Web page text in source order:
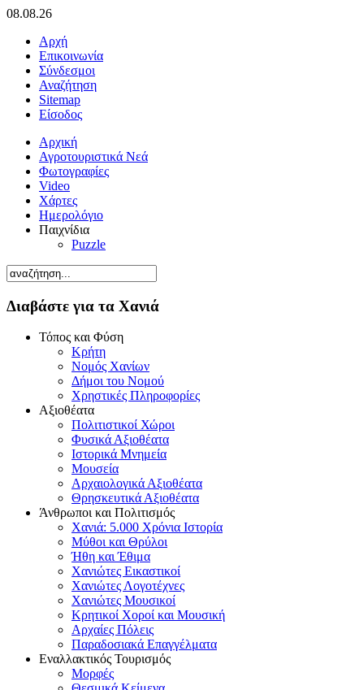
08.08.26
Αρχή
Επικοινωνία
Σύνδεσμοι
Αναζήτηση
Sitemap
Είσοδος
Αρχική
Αγροτουριστικά Νεά
Φωτογραφίες
Video
Χάρτες
Ημερολόγιο
Παιχνίδια
Puzzle
Διαβάστε για τα Χανιά
Τόπος και Φύση
Κρήτη
Νομός Χανίων
Δήμοι του Νομού
Χρηστικές Πληροφορίες
Αξιοθέατα
Πολιτιστικοί Χώροι
Φυσικά Αξιοθέατα
Ιστορικά Μνημεία
Μουσεία
Αρχαιολογικά Αξιοθέατα
Θρησκευτικά Αξιοθέατα
Άνθρωποι και Πολιτισμός
Χανιά: 5.000 Χρόνια Ιστορία
Μύθοι και Θρύλοι
Ήθη και Έθιμα
Χανιώτες Εικαστικοί
Χανιώτες Λογοτέχνες
Χανιώτες Μουσικοί
Κρητικοί Χοροί και Μουσική
Αρχαίες Πόλεις
Παραδοσιακά Επαγγέλματα
Εναλλακτικός Τουρισμός
Μορφές